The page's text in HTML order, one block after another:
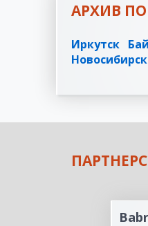
АРХИВ
Иркутск
Новосибирск